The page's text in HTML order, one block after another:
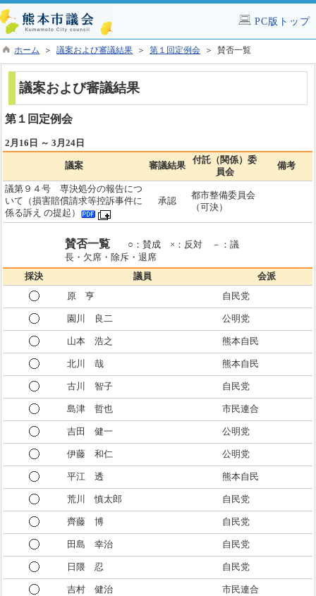
PC版トップ
ホーム ＞議案および審議結果 ＞第１回定例会 ＞ 賛否一覧
議案および審議結果
第１回定例会
2月16日 ～ 3月24日
議案 審議結果
付託（関係）委
員会
備考
議第９４号 専決処分の報告につ
いて（損害賠償請求等控訴事件に
係る訴え の提起）
承認
都市整備委員会
（可決）
賛否一覧
○：賛成 ×：反対 －：議
長・欠席・除斥・退席
採決 議員
会派
原 亨
自民党
園川 良二 公明党
山本 浩之 熊本自民
北川 哉 熊本自民
古川 智子 自民党
島津 哲也 市民連合
吉田 健一 公明党
伊藤 和仁 公明党
平江 透 熊本自民
荒川 慎太郎 自民党
齊藤 博 自民党
田島 幸治 自民党
日隈 忍 自民党
吉村 健治 市民連合